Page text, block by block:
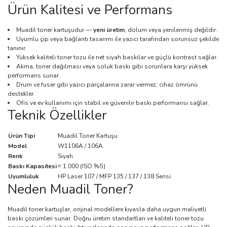
Ürün Kalitesi ve Performans
Muadil toner kartuşudur —yeni üretim, dolum veya yenilenmiş değildir.
Uyumlu çip veya bağlantı tasarımı ile yazıcı tarafından sorunsuz şekilde
tanınır.
Yüksek kaliteli toner tozu ile net siyah baskılar ve güçlü kontrast sağlar.
Akma, toner dağılması veya soluk baskı gibi sorunlara karşı yüksek
performans sunar.
Drum ve fuser gibi yazıcı parçalarına zarar vermez; cihaz ömrünü
destekler.
Ofis ve ev kullanımı için stabil ve güvenilir baskı performansı sağlar.
Teknik Özellikler
Ürün Tipi
Muadil Toner Kartuşu
Model
W1106A / 106A
Renk
Siyah
Baskı Kapasitesi≈ 1.000 (ISO %5)
Uyumluluk
HP Laser 107 / MFP 135 / 137 / 138 Serisi
Neden Muadil Toner?
Muadil toner kartuşlar, orijinal modellere kıyasla daha uygun maliyetli
baskı çözümleri sunar. Doğru üretim standartları ve kaliteli toner tozu